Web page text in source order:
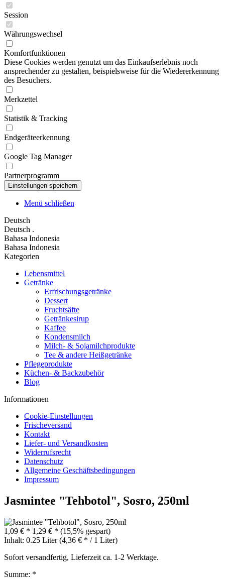
Session
Währungswechsel
Komfortfunktionen
Diese Cookies werden genutzt um das Einkaufserlebnis noch
ansprechender zu gestalten, beispielsweise für die Wiedererkennung
des Besuchers.
Merkzettel
Statistik & Tracking
Endgeräteerkennung
Google Tag Manager
Partnerprogramm
Menü schließen
Deutsch
Deutsch .
Bahasa Indonesia
Bahasa Indonesia
Kategorien
Lebensmittel
Getränke
Erfrischungsgetränke
Dessert
Fruchtsäfte
Getränkesirup
Kaffee
Kondensmilch
Milch- & Sojamilchprodukte
Tee & andere Heißgetränke
Pflegeprodukte
Küchen- & Backzubehör
Blog
Informationen
Cookie-Einstellungen
Frischeversand
Kontakt
Liefer- und Versandkosten
Widerrufsrecht
Datenschutz
Allgemeine Geschäftsbedingungen
Impressum
Jasmintee "Tehbotol", Sosro, 250ml
1,09 € * 1,29 € * (15,5% gespart)
Inhalt: 0.25 Liter (4,36 € * / 1 Liter)
Sofort versandfertig, Lieferzeit ca. 1-2 Werktage.
Summe: *